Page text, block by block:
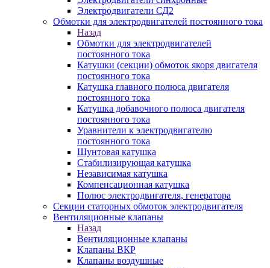
Электродвигатели СД2
Обмотки для электродвигателей постоянного тока
Назад
Обмотки для электродвигателей
постоянного тока
Катушки (секции) обмоток якоря двигателя
постоянного тока
Катушка главного полюса двигателя
постоянного тока
Катушка добавочного полюса двигателя
постоянного тока
Уравнители к электродвигателю
постоянного тока
Шунтовая катушка
Стабилизирующая катушка
Независимая катушка
Компенсационная катушка
Полюс электродвигателя, генератора
Секции статорных обмоток электродвигателя
Вентиляционные клапаны
Назад
Вентиляционные клапаны
Клапаны ВКР
Клапаны воздушные